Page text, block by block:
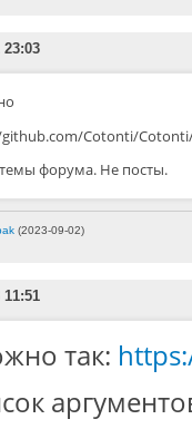
23:03
Cotonti/
форума. Не посты.
(2023-09-02)
11:51
так: